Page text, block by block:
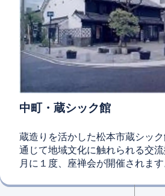
中町・蔵シック館
蔵造りを活かした松本市蔵シッ
通じて地域文化に触れられる交流
月に１度、座禅会が開催されます